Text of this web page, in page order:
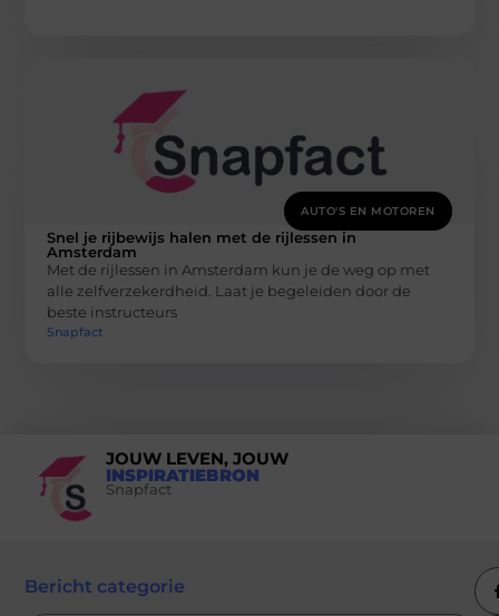
AUTO'S EN MOTOREN
Snel je rijbewijs halen met de rijlessen in
Amsterdam
Met de rijlessen in Amsterdam kun je de weg op met
alle zelfverzekerdheid. Laat je begeleiden door de
beste instructeurs
Snapfact
JOUW LEVEN, JOUW
INSPIRATIEBRON
Snapfact
Bericht categorie